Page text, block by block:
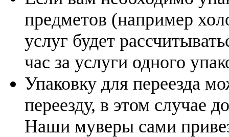
предметов (например
услуг будет
час за услуги одного
Упаковку для переезда
переезду, в этом случае
Наши муверы сами